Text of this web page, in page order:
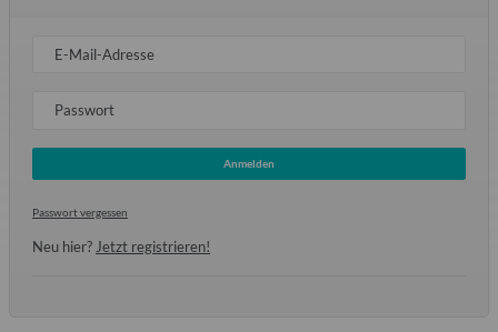
E-Mail-Adresse
Passwort
Anmelden
Passwort vergessen
Neu hier? Jetzt registrieren!